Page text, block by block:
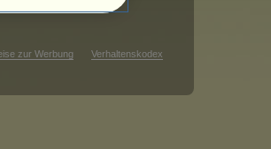
zur Werbung Verhaltenskodex